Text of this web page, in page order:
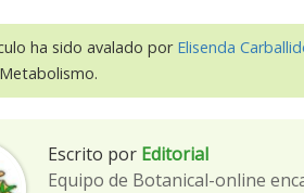
ha sido avalado por Elisenda
Escrito por Editorial
Equipo de Botanical-online